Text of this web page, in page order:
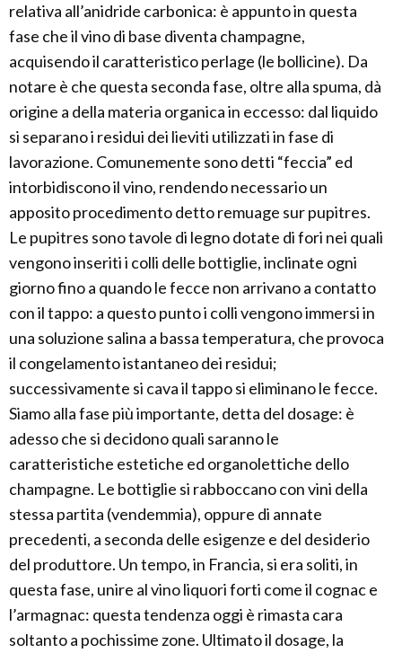
relativa all’anidride carbonica: è appunto in questa
fase che il vino di base diventa champagne,
acquisendo il caratteristico perlage (le bollicine). Da
notare è che questa seconda fase, oltre alla spuma, dà
origine a della materia organica in eccesso: dal liquido
si separano i residui dei lieviti utilizzati in fase di
lavorazione. Comunemente sono detti “feccia” ed
intorbidiscono il vino, rendendo necessario un
apposito procedimento detto remuage sur pupitres.
Le pupitres sono tavole di legno dotate di fori nei quali
vengono inseriti i colli delle bottiglie, inclinate ogni
giorno fino a quando le fecce non arrivano a contatto
con il tappo: a questo punto i colli vengono immersi in
una soluzione salina a bassa temperatura, che provoca
il congelamento istantaneo dei residui;
successivamente si cava il tappo si eliminano le fecce.
Siamo alla fase più importante, detta del dosage: è
adesso che si decidono quali saranno le
caratteristiche estetiche ed organolettiche dello
champagne. Le bottiglie si rabboccano con vini della
stessa partita (vendemmia), oppure di annate
precedenti, a seconda delle esigenze e del desiderio
del produttore. Un tempo, in Francia, si era soliti, in
questa fase, unire al vino liquori forti come il cognac e
l’armagnac: questa tendenza oggi è rimasta cara
soltanto a pochissime zone. Ultimato il dosage, la